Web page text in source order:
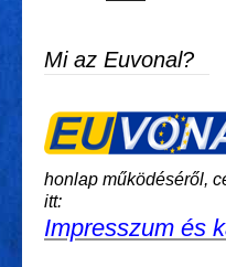
Mi az Euvonal?
honlap működéséről,
itt:
Impresszum és